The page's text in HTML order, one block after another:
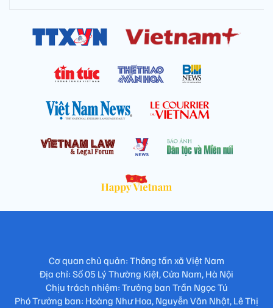
Cơ quan chủ quản: Thông tấn xã Việt Nam
Địa chỉ: Số 05 Lý Thường Kiệt, Cửa Nam, Hà Nội
Chịu trách nhiệm: Trưởng ban Trần Ngọc Tú